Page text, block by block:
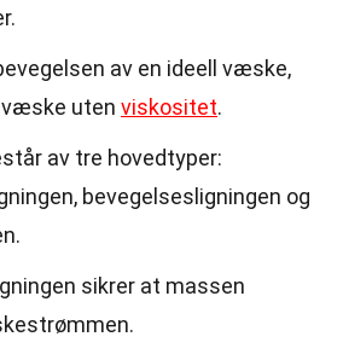
av en ideell væske,
uten viskositet.
av tre hovedtyper:
bevegelsesligningen og
sikrer at massen